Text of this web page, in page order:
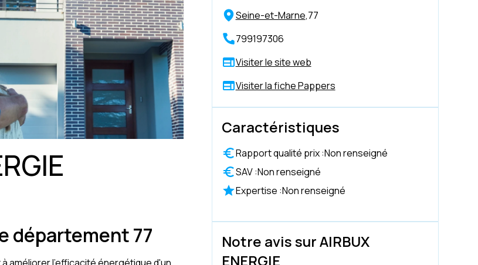
département 77
Seine-et-Marne,77
799197306
Visiter le site web
Visiter la fiche Pappers
Caractéristiques
Rapport qualité prix :Non renseigné
SAV :Non renseigné
Expertise :Non renseigné
Notre avis sur AIRBUX
ENERGIE